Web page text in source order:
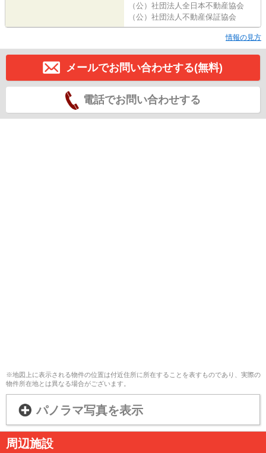
（公）社団法人全日本不動産協会
（公）社団法人不動産保証協会
情報の見方
メールでお問い合わせする(無料)
電話でお問い合わせする
※地図上に表示される物件の位置は付近住所に所在することを表すものであり、実際の
物件所在地とは異なる場合がございます。
パノラマ写真を表示
周辺施設